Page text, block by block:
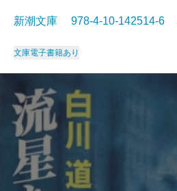
新潮文庫 978-4-10-142514-
文庫電子書籍あり